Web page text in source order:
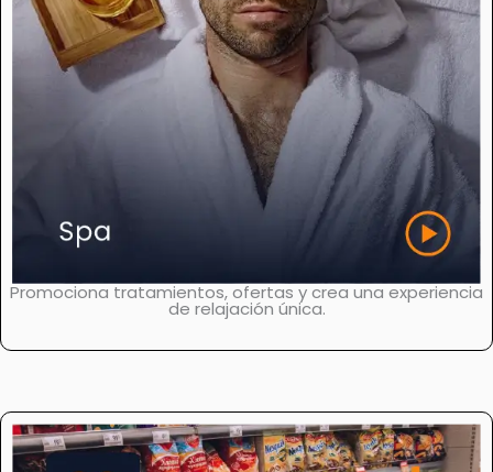
Promociona tratamientos, ofertas y crea una experiencia
de relajación única.